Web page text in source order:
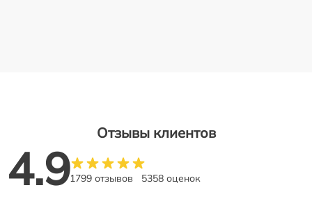
Отзывы клиентов
4.91799 отзывов 5358 оценок